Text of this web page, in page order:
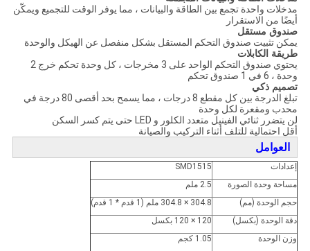
مدخلات واحدة تجمع بين الطاقة والبيانات ، مما يوفر الوقت للتجميع ويمكّن
أيضًا من الاستقرار
صندوق مستقل
يمكن تثبيت صندوق التحكم المستقل بشكل منفصل عن الهيكل والوحدة
طريقة الكابلات
يحتوي صندوق التحكم الواحد على 3 مخرجات ، كل وحدة تحكم خرج 2
وحدة ، 6 في 1 صندوق تحكم
تصميم ذكي
تبلغ الدرجة بين كل مقطع 8 درجات ، مما يسمح بحد أقصى 80 درجة في
محدب ومقعرة لكل وحدة
لن يتضرر ثنائي الفينيل متعدد الكلور و LED حتى يتم كسر السكن
أقل احتمالية للتلف أثناء التركيب والصيانة
العوامل
إعدادات
SMD1515
مساحة وحدة الصورة
2.5 ملم
حجم الوحدة (مم)
304.8 × 304.8 ملم (1 قدم * 1 قدم)
دقة الوحدة (بكسل)
120 × 120 بكسل
وزن الوحدة
1.05 كجم